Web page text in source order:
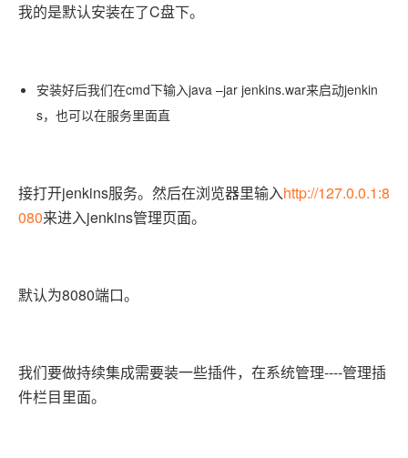
我的是默认安装在了C盘下。
安装好后我们在cmd 下输入java –jar jenkins.war来启动jenkin
s，也可以在服务里面直
接打开jenkins服务。然后在浏览器里输入http://127.0.0.1:8
080来进入jenkins管理页面。
默认为8080端口。
我们要做持续集成需要装一些插件，在系统管理----管理插
件栏目里面。